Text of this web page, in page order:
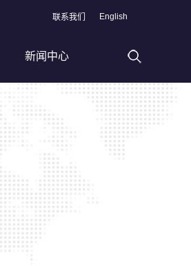
联系我们 English
新闻中心